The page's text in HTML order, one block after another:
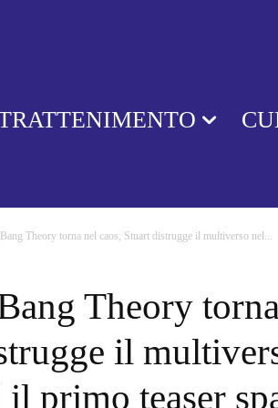
Theory torna nel caos, Stuart distrugge il multiverso nel...
Theory
il
primo teaser